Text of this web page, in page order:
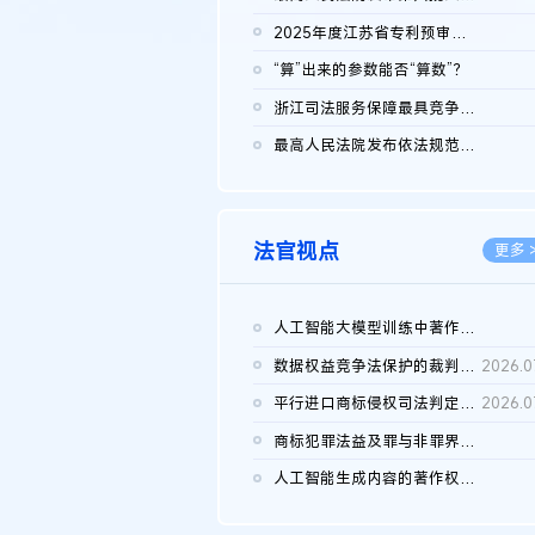
2025年度江苏省专利预审典型案例
“算”出来的参数能否“算数”？
浙江司法服务保障最具竞争力营商环境建设典型案例（第二批）含侵...
最高人民法院发布依法规范平台经营、保护消费者合法权益典型案例...
法官视点 更多
人工智能大模型训练中著作权的合理使用
数据权益竞争法保护的裁判路径构建
平行进口商标侵权司法判定规则的困境与纾解
商标犯罪法益及罪与非罪界限研究
人工智能生成内容的著作权司法认定：演进逻辑、现实困境与规则建...